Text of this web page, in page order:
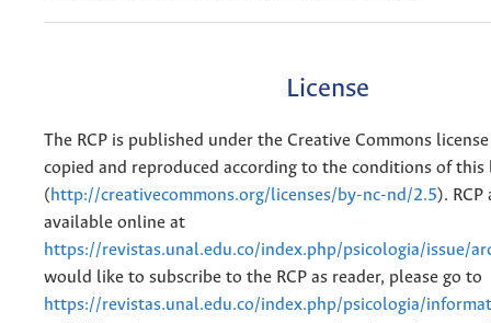
License
The RCP is published under the Creative Commons
copied and reproduced according to the conditions of this
(http://creativecommons.org/licenses/by-nc-nd/2.5).
available online at
https://revistas.unal.edu.co/index.php/psicologia/issue/
would like to subscribe to the RCP as reader, please go to
https://revistas.unal.edu.co/index.php/psicologia/